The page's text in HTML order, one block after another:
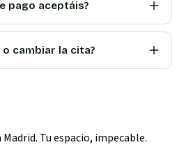
pago aceptáis?
o cambiar la cita?
Tu espacio, impecable.